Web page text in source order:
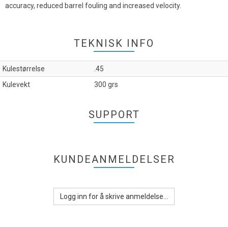
accuracy, reduced barrel fouling and increased velocity.
TEKNISK INFO
Kulestørrelse
.45
Kulevekt
300 grs
SUPPORT
KUNDEANMELDELSER
Logg inn for å skrive anmeldelse...